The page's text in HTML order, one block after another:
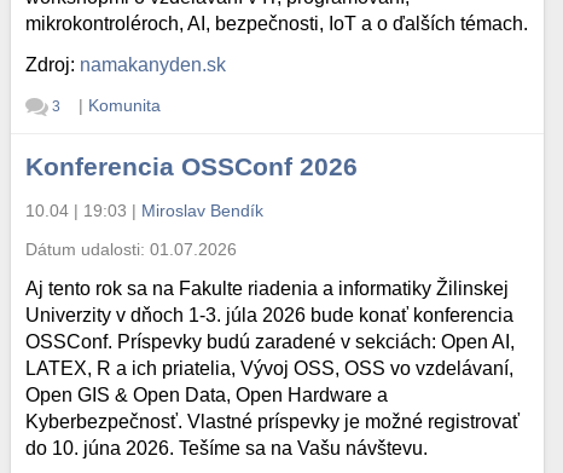
mikrokontroléroch, AI, bezpečnosti, IoT a o ďalších témach.
Zdroj: namakanyden.sk
3 | Komunita
Konferencia OSSConf 2026
10.04 | 19:03 | Miroslav Bendík
Dátum udalosti:01.07.2026
Aj tento rok sa na Fakulte riadenia a informatiky Žilinskej
Univerzity v dňoch 1-3. júla 2026 bude konať konferencia
OSSConf. Príspevky budú zaradené v sekciách: Open AI,
LATEX, R a ich priatelia, Vývoj OSS, OSS vo vzdelávaní,
Open GIS & Open Data, Open Hardware a
Kyberbezpečnosť. Vlastné príspevky je možné registrovať
do 10. júna 2026. Tešíme sa na Vašu návštevu.